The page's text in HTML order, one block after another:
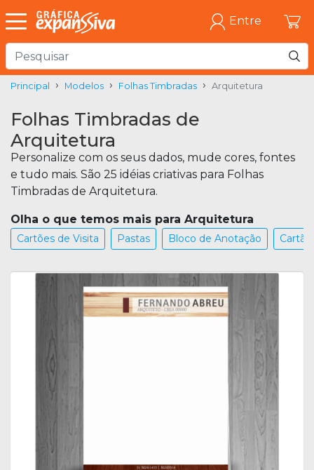
Entre
Principal Modelos Folhas Timbradas Arquitetura
Folhas Timbradas de
Arquitetura
Personalize com os seus dados, mude cores, fontes
e tudo mais. São 25 idéias criativas para Folhas
Timbradas de Arquitetura.
Olha o que temos mais para Arquitetura
Cartões de Visita Pastas Bloco de Anotação